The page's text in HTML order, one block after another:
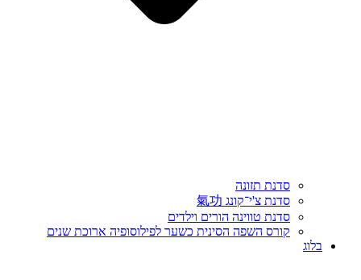
סדנת תזונה
סדנת צ'י־קונג 氣功
סדנת טווינה הורים וילדים
קורס השפה הסינית כשער לפילוסופיה ארוכת שנים
בלוג